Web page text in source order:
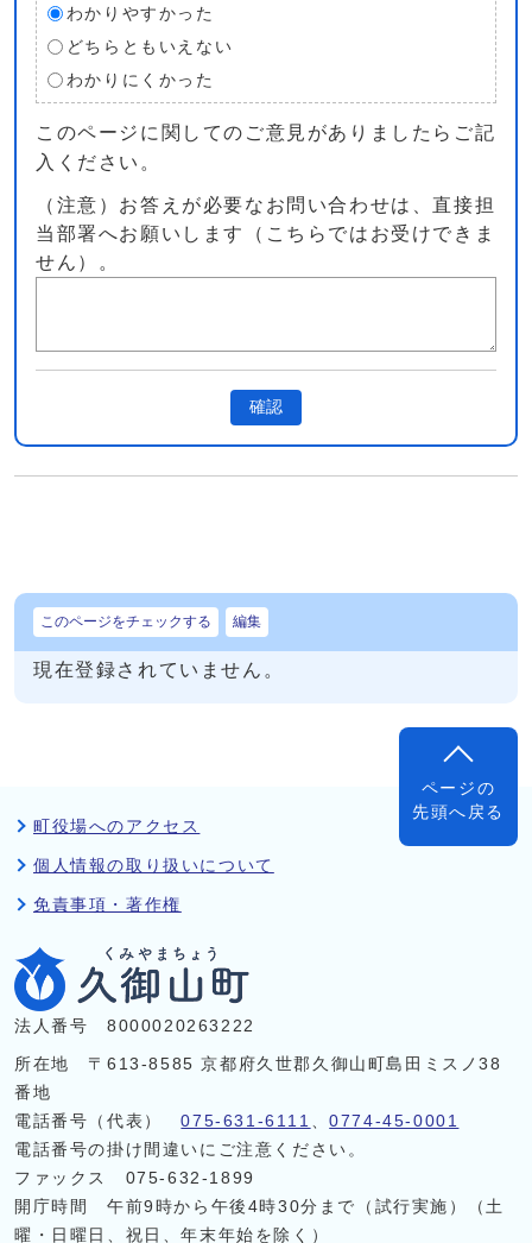
わかりやすかった
どちらともいえない
わかりにくかった
このページに関してのご意見がありましたらご記
入ください。
（注意）お答えが必要なお問い合わせは、直接担
当部署へお願いします（こちらではお受けできま
せん）。
確認
このページをチェックする 編集
現在登録されていません。
ページの
先頭へ戻る
町役場へのアクセス
個人情報の取り扱いについて
免責事項・著作権
法人番号 8000020263222
所在地 〒613-8585 京都府久世郡久御山町島田ミスノ38
番地
電話番号（代表）075-631-6111 、0774-45-0001
電話番号の掛け間違いにご注意ください。
ファックス 075-632-1899
開庁時間 午前9時から午後4時30分まで（試行実施）（土
曜・日曜日、祝日、年末年始を除く）